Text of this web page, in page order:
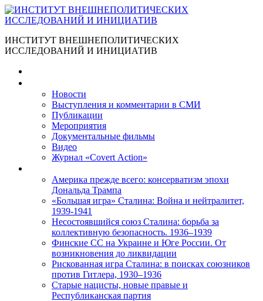
ИНСТИТУТ ВНЕШНЕПОЛИТИЧЕСКИХ
ИССЛЕДОВАНИЙ И ИНИЦИАТИВ
Новости
Выступления и коммента­рии в СМИ
Публикации
Мероприятия
Документальные фильмы
Видео
Журнал «Covert Action»
Америка прежде всего: консерватизм эпохи
Дональда Трампа
«Большая игра» Сталина: Война и нейтралитет,
1939-1941
Несостоявшийся союз Сталина: борьба за
коллективную безопасность. 1936–1939
Финские СС на Украине и Юге России. От
возникновения до ликвидации
Рискованная игра Сталина: в поисках союзников
против Гитлера, 1930–1936
Старые нацисты, новые правые и
Республиканская партия